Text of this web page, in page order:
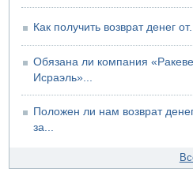
Как получить возврат денег
Обязана ли компания
Исраэль»...
Положен ли нам возврат
за...